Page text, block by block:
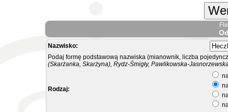
Nazwisko:
Podaj formę podstawową nazwiska (mianownik, liczba
(Skarżanka, Skarżyna), Rydz-Śmigły, Pawlikowska-
Rodzaj: